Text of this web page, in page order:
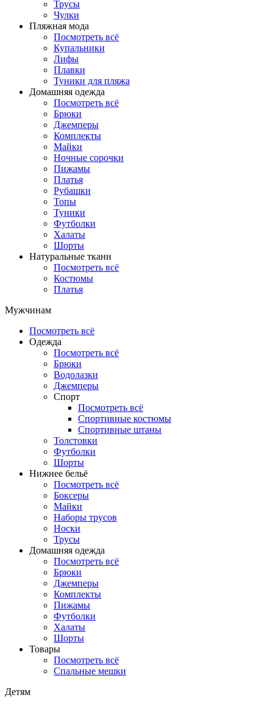
Трусы
Чулки
Пляжная мода
Посмотреть всё
Купальники
Лифы
Плавки
Туники для пляжа
Домашняя одежда
Посмотреть всё
Брюки
Джемперы
Комплекты
Майки
Ночные сорочки
Пижамы
Платья
Рубашки
Топы
Туники
Футболки
Халаты
Шорты
Натуральные ткани
Посмотреть всё
Костюмы
Платья
Мужчинам
Посмотреть всё
Одежда
Посмотреть всё
Брюки
Водолазки
Джемперы
Спорт
Посмотреть всё
Спортивные костюмы
Спортивные штаны
Толстовки
Футболки
Шорты
Нижнее бельё
Посмотреть всё
Боксеры
Майки
Наборы трусов
Носки
Трусы
Домашняя одежда
Посмотреть всё
Брюки
Джемперы
Комплекты
Пижамы
Футболки
Халаты
Шорты
Товары
Посмотреть всё
Спальные мешки
Детям